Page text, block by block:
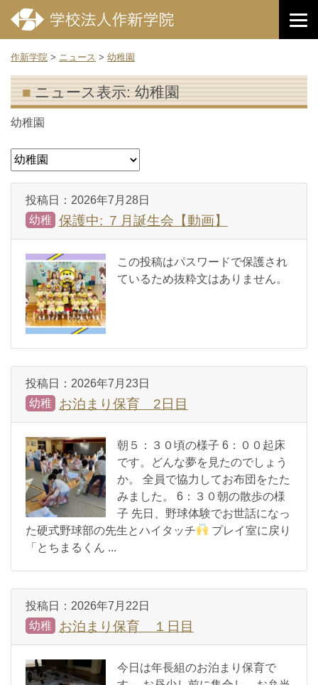
作新学院 > ニュース > 幼稚園
ニュース表示:幼稚園
幼稚園
投稿日： 2026年7月28日
幼稚
保護中: ７月誕生会【動画】
この投稿はパスワードで保護され
ているため抜粋文はありません。
投稿日： 2026年7月23日
幼稚
お泊まり保育 2日目
朝５：３０頃の様子 6：００起床
です。どんな夢を見たのでしょう
か。 全員で協力してお布団をたた
みました。 6：３０朝の散歩の様
子 先日、野球体験でお世話になっ
た硬式野球部の先生とハイタッチ
プレイ室に戻り
「とちまるくん ...
投稿日： 2026年7月22日
幼稚
お泊まり保育 １日目
今日は年長組のお泊まり保育で